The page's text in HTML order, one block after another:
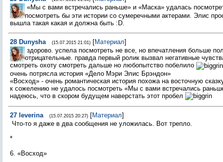
«Мы с вами встречались раньше» и «Маска» удалась
посмотреть бы эти истории со сумеречными актерами. Элис
вышла такая какая и должна быть :D.
28 Dunysha (15.07.2015 21:01) [Материал]
здорово. успела посмотреть не все, но впечатления больше
отрицательные. правда первый ролик вызвал негативные
смотреть охоту смотреть дальше но любопытство побелило
очень потрясла история «Дело Мэри Элис Брэндон»
«Восход» - очень романтическая история похожа на восточную
к сожелению не удалось посмотреть «Мы с вами встречались
надеюсь, что в скором будущем наверстать этот пробел
27 leverina (15.07.2015 20:27) [Материал]
Что-то я даже в два сообщения не уложилась. Вот трепло.
*
6. «Восход»